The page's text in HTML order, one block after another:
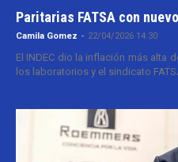
Paritarias FATSA con
Camila Gomez - 22/04/2026 14:30
El INDEC dio la inflación más alta
los laboratorios y el sindicato